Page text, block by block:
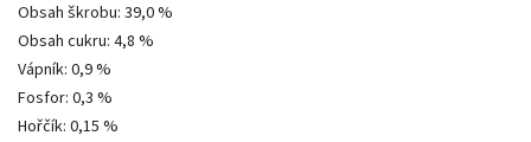
Obsah škrobu: 39,0 %
Obsah cukru: 4,8 %
Vápník: 0,9 %
Fosfor: 0,3 %
Hořčík: 0,15 %